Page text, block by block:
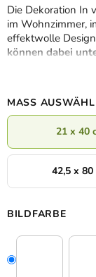
Die Dekoration In
im Wohnzimmer,
effektwolle
können dabei
sodass Sie die
MASS
21 x 40
42,5 x 80
BILDFARBE